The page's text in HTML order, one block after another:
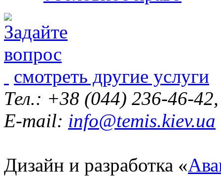
смотреть другие услуги
Тел.: +38 (044) 236-46-
E-mail: info@temis.kiev.ua
Дизайн и разработка «